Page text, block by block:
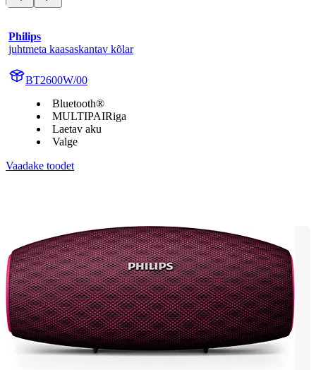
Philips
juhtmeta kaasaskantav kõlar
BT2600W/00
Bluetooth®
MULTIPAIRiga
Laetav aku
Valge
Vaadake toodet